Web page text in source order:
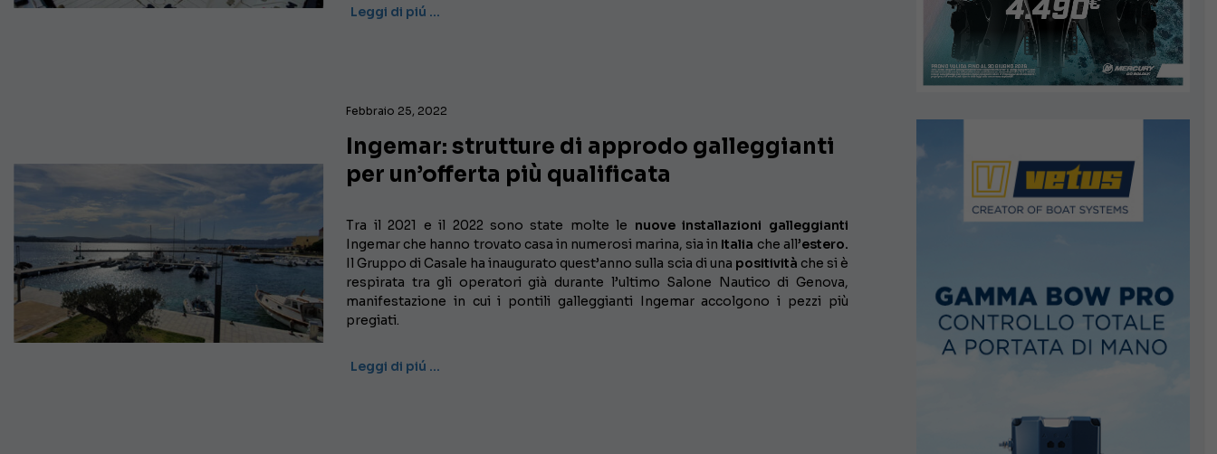
Leggi di piú …
Febbraio 25, 2022
Ingemar: strutture di approdo galleggianti
per un’offerta più qualificata
Tra il 2021 e il 2022 sono state molte le nuove installazioni galleggianti
Ingemar che hanno trovato casa in numerosi marina, sia in Italia che all’estero.
Il Gruppo di Casale ha inaugurato quest’anno sulla scia di una positività che si è
respirata tra gli operatori già durante l’ultimo Salone Nautico di Genova,
manifestazione in cui i pontili galleggianti Ingemar accolgono i pezzi più
pregiati.
Leggi di piú …